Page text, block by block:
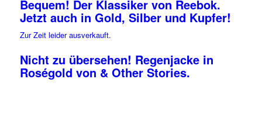
Bequem! Der Klassiker von Reebok.
Jetzt auch in Gold, Silber und Kupfer!
Zur Zeit leider ausverkauft.
Nicht zu übersehen! Regenjacke in
Roségold von & Other Stories.